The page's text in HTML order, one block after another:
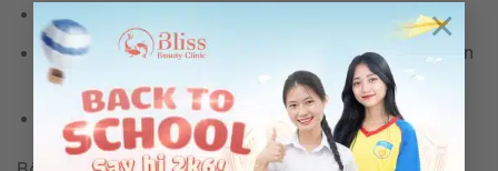
×
Da sần sùi, có lỗ chân lông to;
Da có các dấu hiệu lão hóa như nếp nhăn, kém đàn
hồi, chảy xệ;
Da nhiều mụn, sẹo, viêm